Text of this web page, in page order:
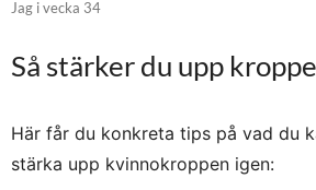
Jag i vecka 34
Så stärker du upp
Här får du konkreta tips på vad du
stärka upp kvinnokroppen igen: